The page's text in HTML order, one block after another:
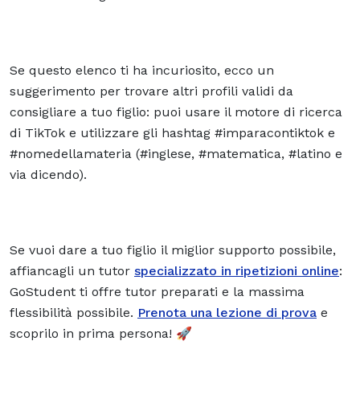
Se questo elenco ti ha incuriosito, ecco un
suggerimento per trovare altri profili validi da
consigliare a tuo figlio: puoi usare il motore di ricerca
di TikTok e utilizzare gli hashtag #imparacontiktok e
#nomedellamateria (#inglese, #matematica, #latino e
via dicendo).
Se vuoi dare a tuo figlio il miglior supporto possibile,
affiancagli un tutor specializzato in ripetizioni online:
GoStudent ti offre tutor preparati e la massima
flessibilità possibile. Prenota una lezione di prova e
scoprilo in prima persona! 🚀